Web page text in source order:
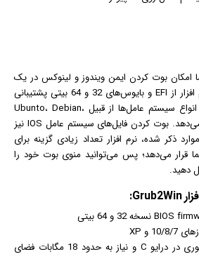
امکان بوت کردن ایمن ویندوزو لینوکس در یک
کامپیوتر را می‌دهد. این نرم افزار از EFI و بایوس‌های 32 و 64 بیتی پشتیبانی
کرده و به شما اجازه نصب انواع سیستم عامل‌ها از قبیل Ubunto، Debian،
Fedora و حتی اندروید را می‌دهد. بوت کردن فایل‌های سیستم عامل IOS نیز
ذکر شده، نرم افزار تعداد زیادی گزینه برای
قرار می‌دهد؛ پس می‌توانید منوی بوت خود را
دهید.
های 10/8/7 و XP
نیاز به تنها یک دایرکتوری در درایو C و نیاز به حدود 18 مگابات فضای